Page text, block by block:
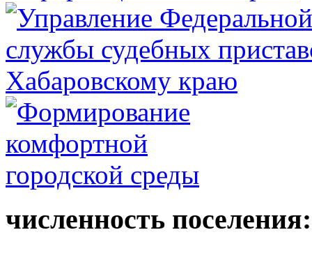
численность поселения: